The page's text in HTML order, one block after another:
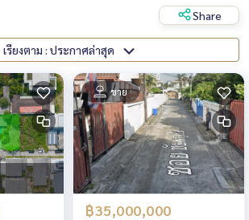
Share
เรียงตาม : ประกาศล่าสุด
ขาย
฿35,000,000